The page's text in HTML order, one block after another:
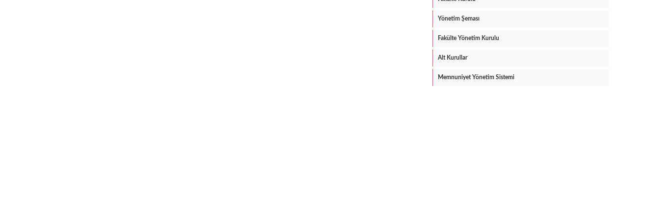
Yönetim Şeması
Fakülte Yönetim Kurulu
Alt Kurullar
Memnuniyet Yönetim Sistemi